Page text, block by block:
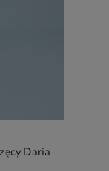
Daria